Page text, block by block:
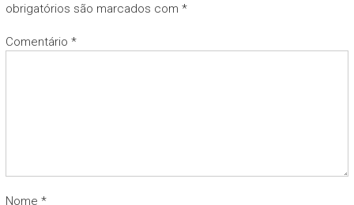
obrigatórios são marcados com *
Comentário *
Nome *